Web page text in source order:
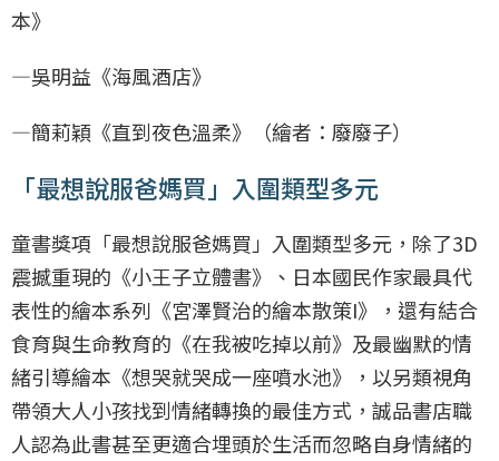
本》
—吳明益《海風酒店》
—簡莉穎《直到夜色溫柔》（繪者：廢廢子）
「最想說服爸媽買」入圍類型多元
童書獎項「最想說服爸媽買」入圍類型多元，除了3D
震撼重現的《小王子立體書》、日本國民作家最具代
表性的繪本系列《宮澤賢治的繪本散策I》，還有結合
食育與生命教育的《在我被吃掉以前》及最幽默的情
緒引導繪本《想哭就哭成一座噴水池》，以另類視角
帶領大人小孩找到情緒轉換的最佳方式，誠品書店職
人認為此書甚至更適合埋頭於生活而忽略自身情緒的